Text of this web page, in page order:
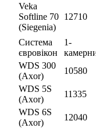
Veka
Softline 70
(Siegenia)
12710
Система
євровікон
1-
WDS 300
(Axor)
10580
WDS 5S
(Axor)
11335
WDS 6S
(Axor)
12040